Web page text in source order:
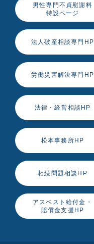
男性専門不貞慰謝料
特設ページ
法人破産相談専門HP
労働災害解決専門HP
法律・経営相談HP
松本事務所HP
相続問題相談HP
アスベスト給付金・
賠償金支援HP